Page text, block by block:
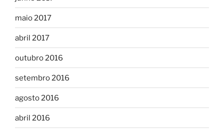
maio 2017
abril 2017
outubro 2016
setembro 2016
agosto 2016
abril 2016